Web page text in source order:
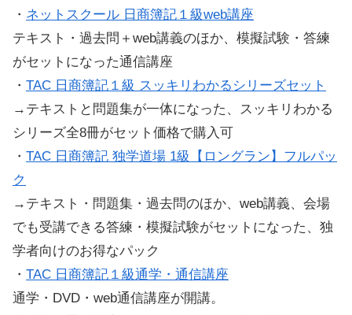
・ ネットスクール 日商簿記１級web講座
テキスト・過去問＋web講義のほか、模擬試験・答練
がセットになった通信講座
・ TAC 日商簿記１級 スッキリわかるシリーズセット
→テキストと問題集が一体になった、スッキリわかる
シリーズ全8冊がセット価格で購入可
・ TAC 日商簿記 独学道場 1級【ロングラン】フルパッ
ク
→テキスト・問題集・過去問のほか、web講義、会場
でも受講できる答練・模擬試験がセットになった、独
学者向けのお得なパック
・ TAC 日商簿記１級通学・通信講座
通学・DVD・web通信講座が開講。